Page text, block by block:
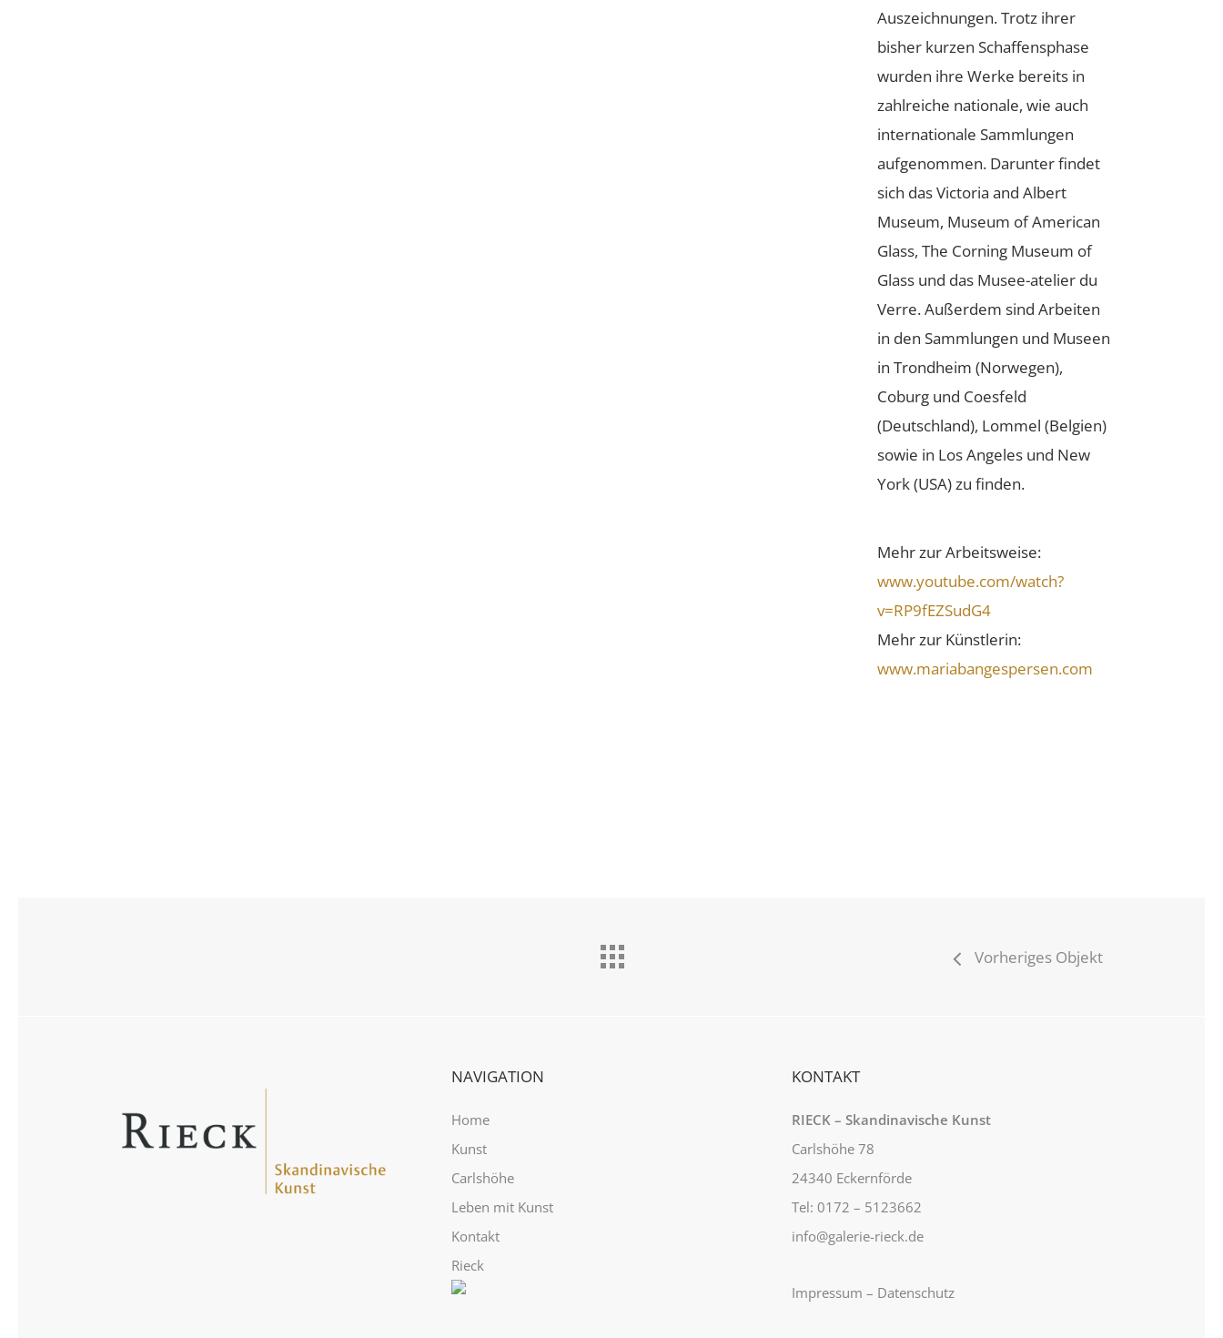
Auszeichnungen. Trotz ihrer
bisher kurzen Schaffensphase
wurden ihre Werke bereits in
zahlreiche nationale, wie auch
internationale Sammlungen
aufgenommen. Darunter findet
sich das Victoria and Albert
Museum, Museum of American
Glass, The Corning Museum of
Glass und das Musee-atelier du
Verre. Außerdem sind Arbeiten
in den Sammlungen und Museen
in Trondheim (Norwegen),
Coburg und Coesfeld
(Deutschland), Lommel (Belgien)
sowie in Los Angeles und New
York (USA) zu finden.
Mehr zur Arbeitsweise:
www.youtube.com/watch?
v=RP9fEZSudG4
Mehr zur Künstlerin:
www.mariabangespersen.com
Vorheriges Objekt
NAVIGATION
Home
Kunst
Carlshöhe
Leben mit Kunst
Kontakt
Rieck
KONTAKT
RIECK – Skandinavische Kunst
Carlshöhe 78
24340 Eckernförde
Tel: 0172 – 5123662
info@galerie-rieck.de
Impressum – Datenschutz